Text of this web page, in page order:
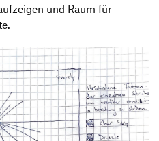
und Raum für